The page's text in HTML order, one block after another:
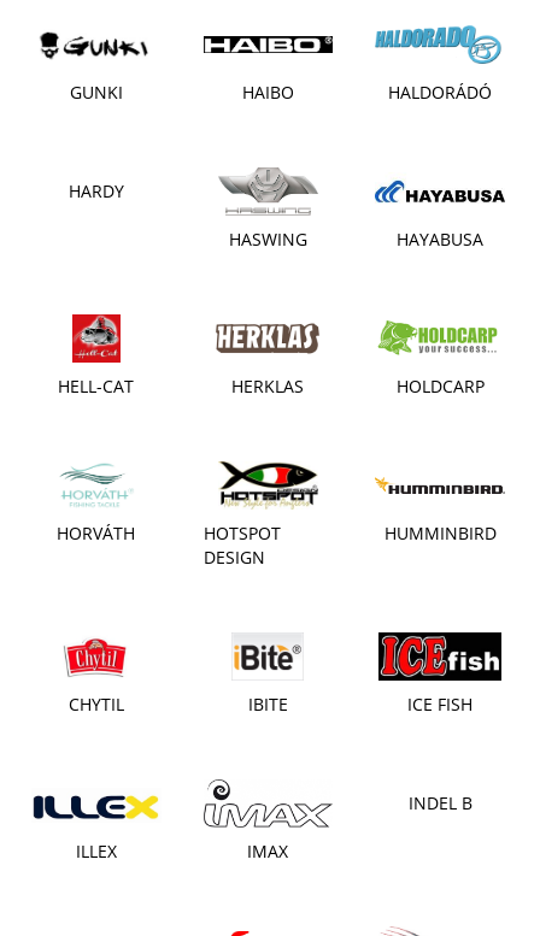
GUNKI HAIBO HALDORÁDÓ
HARDY
HASWING HAYABUSA
HELL-CAT HERKLAS HOLDCARP
HORVÁTH
HOTSPOT
DESIGN
HUMMINBIRD
CHYTIL IBITE ICE FISH
ILLEX IMAX
INDEL B